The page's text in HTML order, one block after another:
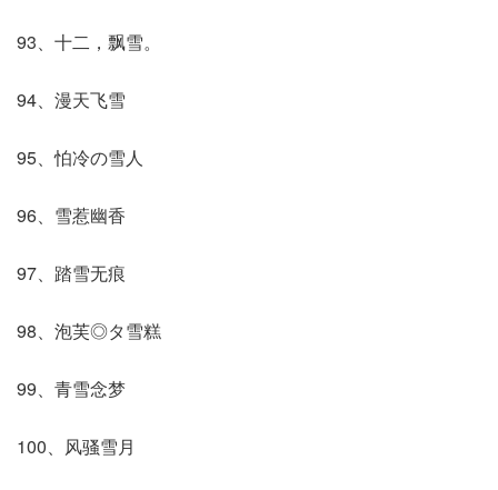
93、十二，飘雪。
94、漫天飞雪
95、怕冷の雪人
96、雪惹幽香
97、踏雪无痕
98、泡芙◎タ雪糕
99、青雪念梦
100、风骚雪月